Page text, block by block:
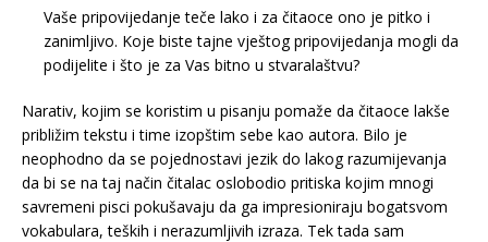
Vaše pripovijedanje teče lako i za čitaoce ono je pitko i
zanimljivo. Koje biste tajne vještog pripovijedanja mogli da
podijelite i što je za Vas bitno u stvaralaštvu?
Narativ, kojim se koristim u pisanju pomaže da čitaoce lakše
približim tekstu i time izopštim sebe kao autora. Bilo je
neophodno da se pojednostavi jezik do lakog razumijevanja
da bi se na taj način čitalac oslobodio pritiska kojim mnogi
savremeni pisci pokušavaju da ga impresioniraju bogatsvom
vokabulara, teških i nerazumljivih izraza. Tek tada sam